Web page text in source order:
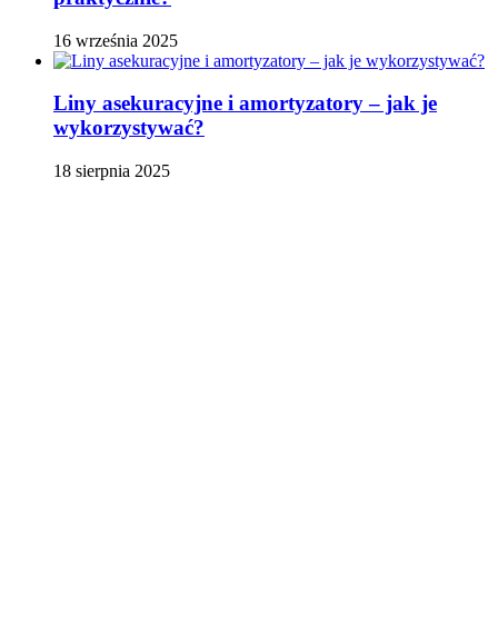
16 września 2025
Liny asekuracyjne i amortyzatory – jak je
wykorzystywać?
18 sierpnia 2025